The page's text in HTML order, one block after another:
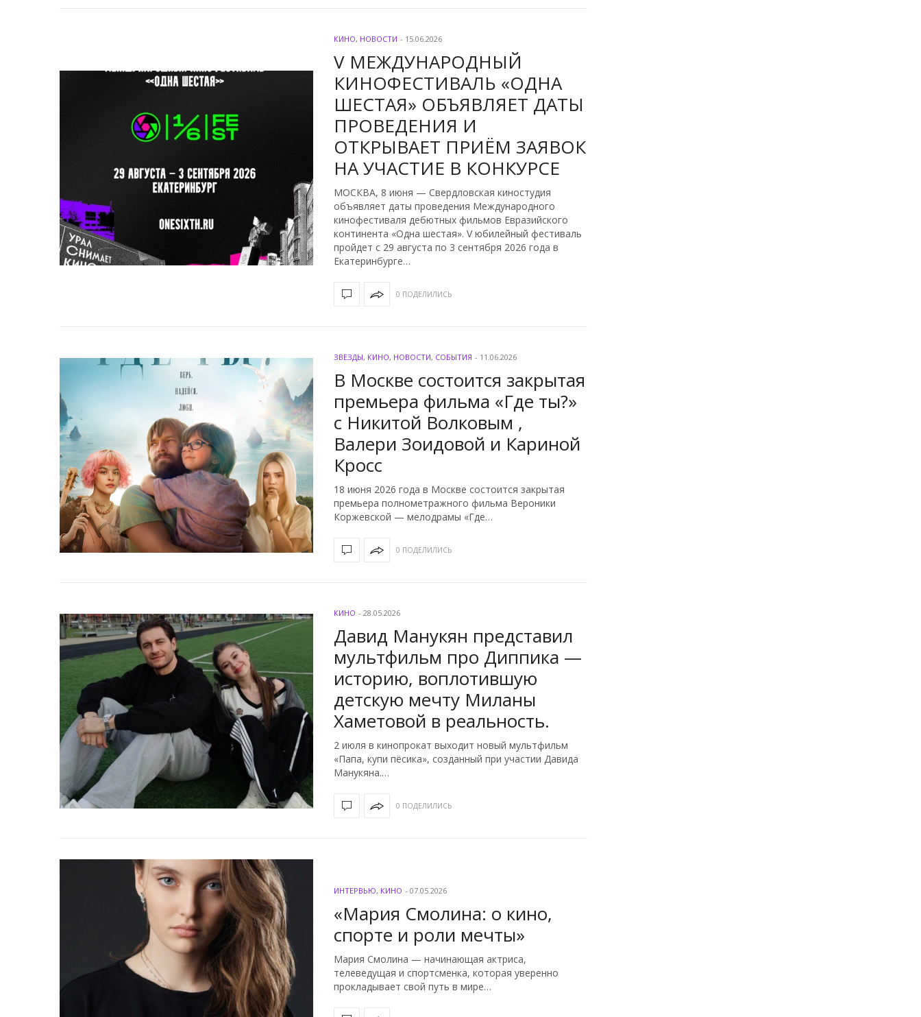
КИНО, НОВОСТИ - 15.06.2026
V МЕЖДУНАРОДНЫЙ
КИНОФЕСТИВАЛЬ «ОДНА
ШЕСТАЯ» ОБЪЯВЛЯЕТ ДАТЫ
ПРОВЕДЕНИЯ И
ОТКРЫВАЕТ ПРИЁМ ЗАЯВОК
НА УЧАСТИЕ В КОНКУРСЕ
МОСКВА, 8 июня — Свердловская киностудия
объявляет даты проведения Международного
кинофестиваля дебютных фильмов Евразийского
континента «Одна шестая». V юбилейный фестиваль
пройдет с 29 августа по 3 сентября 2026 года в
Екатеринбурге…
0 ПОДЕЛИЛИСЬ
ЗВЕЗДЫ, КИНО, НОВОСТИ, СОБЫТИЯ - 11.06.2026
В Москве состоится закрытая
премьера фильма «Где ты?»
с Никитой Волковым ,
Валери Зоидовой и Кариной
Кросс
18 июня 2026 года в Москве состоится закрытая
премьера полнометражного фильма Вероники
Коржевской — мелодрамы «Где…
0 ПОДЕЛИЛИСЬ
КИНО - 28.05.2026
Давид Манукян представил
мультфильм про Диппика —
историю, воплотившую
детскую мечту Миланы
Хаметовой в реальность.
2 июля в кинопрокат выходит новый мультфильм
«Папа, купи пёсика», созданный при участии Давида
Манукяна.…
0 ПОДЕЛИЛИСЬ
ИНТЕРВЬЮ, КИНО - 07.05.2026
«Мария Смолина: о кино,
спорте и роли мечты»
Мария Смолина — начинающая актриса,
телеведущая и спортсменка, которая уверенно
прокладывает свой путь в мире…